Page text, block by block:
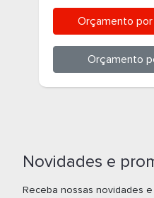
Orçamento por
Orçamento
Novidades e
Receba nossas novidades